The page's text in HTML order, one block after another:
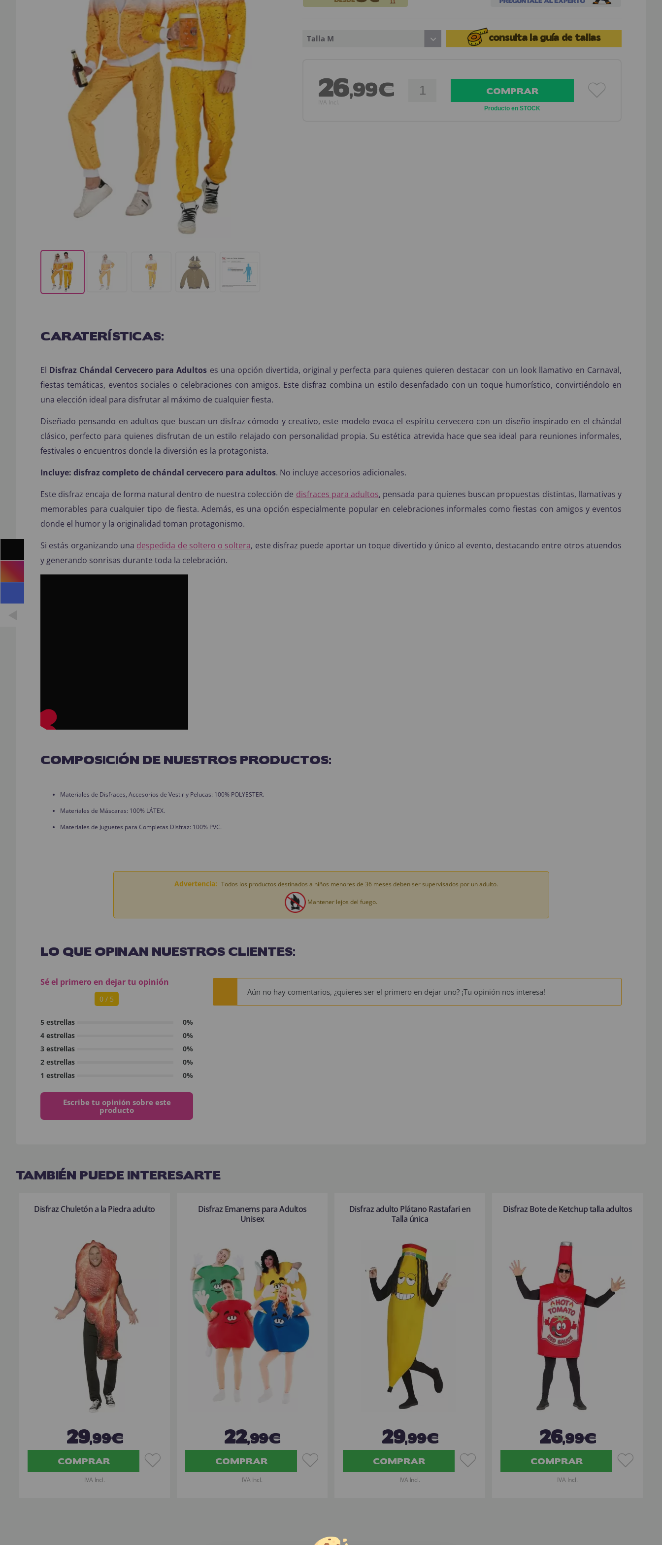
Talla M consulta la guía de tallas
26,99€
IVA Incl.
COMPRAR
Producto en STOCK
CARATERÍSTICAS:
El Disfraz Chándal Cervecero para Adultos es una opción divertida, original y perfecta para quienes quieren destacar con un look llamativo en Carnaval,
fiestas temáticas, eventos sociales o celebraciones con amigos. Este disfraz combina un estilo desenfadado con un toque humorístico, convirtiéndolo en
una elección ideal para disfrutar al máximo de cualquier fiesta.
Diseñado pensando en adultos que buscan un disfraz cómodo y creativo, este modelo evoca el espíritu cervecero con un diseño inspirado en el chándal
clásico, perfecto para quienes disfrutan de un estilo relajado con personalidad propia. Su estética atrevida hace que sea ideal para reuniones informales,
festivales o encuentros donde la diversión es la protagonista.
Incluye: disfraz completo de chándal cervecero para adultos. No incluye accesorios adicionales.
Este disfraz encaja de forma natural dentro de nuestra colección de disfraces para adultos, pensada para quienes buscan propuestas distintas, llamativas y
memorables para cualquier tipo de fiesta. Además, es una opción especialmente popular en celebraciones informales como fiestas con amigos y eventos
donde el humor y la originalidad toman protagonismo.
Si estás organizando una despedida de soltero o soltera, este disfraz puede aportar un toque divertido y único al evento, destacando entre otros atuendos
y generando sonrisas durante toda la celebración.
COMPOSICIÓN DE NUESTROS PRODUCTOS:
Materiales de Disfraces, Accesorios de Vestir y Pelucas: 100% POLYESTER.
Materiales de Máscaras: 100% LÁTEX.
Materiales de Juguetes para Completas Disfraz: 100% PVC.
Advertencia: Todos los productos destinados a niños menores de 36 meses deben ser supervisados por un adulto.
Mantener lejos del fuego.
LO QUE OPINAN NUESTROS CLIENTES:
Sé el primero en dejar tu opinión
0 / 5
5 estrellas
0%
4 estrellas
0%
3 estrellas
0%
2 estrellas
0%
1 estrellas
0%
Escribe tu opinión sobre este
producto
Aún no hay comentarios, ¿quieres ser el primero en dejar uno? ¡Tu opinión nos interesa!
TAMBIÉN PUEDE INTERESARTE
Disfraz Chuletón a la Piedra adulto
29,99€
COMPRAR
IVA Incl.
Disfraz Emanems para Adultos
Unisex
22,99€
COMPRAR
IVA Incl.
Disfraz adulto Plátano Rastafari en
Talla única
29,99€
COMPRAR
IVA Incl.
Disfraz Bote de Ketchup talla adultos
26,99€
COMPRAR
IVA Incl.